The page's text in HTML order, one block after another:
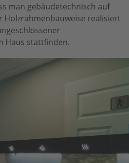
man gebäudetechnisch auf
realisiert
Haus stattfinden.